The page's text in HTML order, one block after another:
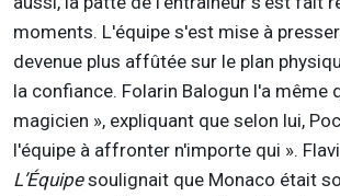
moments. L'équipe s'est mise à
devenue plus affûtée sur le plan
la confiance. Folarin Balogun l'a même
magicien », expliquant que selon lui,
l'équipe à affronter n'importe qui ».
L’Équipesoulignait que Monaco était